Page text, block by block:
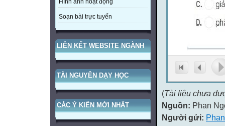
Hình ảnh hoạt động
Soạn bài trực tuyến
LIÊN KẾT WEBSITE NGÀNH
TÀI NGUYÊN DẠY HỌC
CÁC Ý KIẾN MỚI NHẤT
(Tài liệu chưa
Nguồn: Phan
Người gửi: